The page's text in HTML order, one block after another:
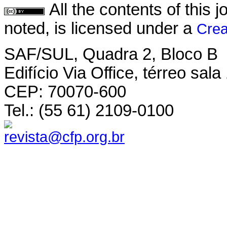
All the contents of this
noted, is licensed under a
SAF/SUL, Quadra 2, Bloco B
Edifício Via Office, térreo sala
CEP: 70070-600
Tel.: (55 61) 2109-0100
revista@cfp.org.br